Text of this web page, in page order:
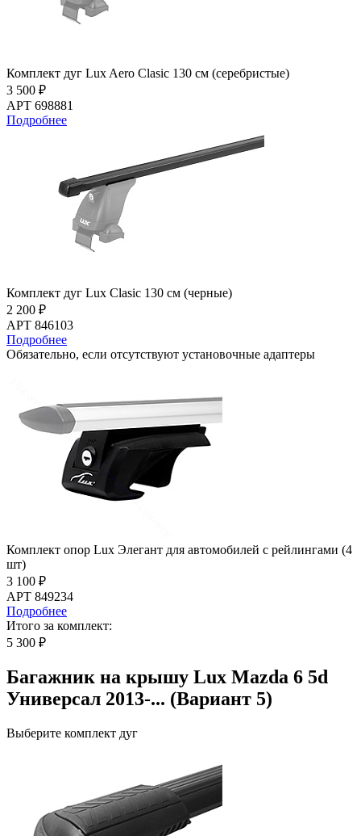
Комплект дуг Lux Aero Clasic 130 см (серебристые)
3 500 ₽
АРТ 698881
Подробнее
Комплект дуг Lux Clasic 130 см (черные)
2 200 ₽
АРТ 846103
Подробнее
Обязательно, если отсутствуют установочные адаптеры
Комплект опор Lux Элегант для автомобилей с рейлингами (4
шт)
3 100 ₽
АРТ 849234
Подробнее
Итого за комплект:
5 300 ₽
Багажник на крышу Lux Mazda 6 5d
Универсал 2013-... (Вариант 5)
Выберите комплект дуг